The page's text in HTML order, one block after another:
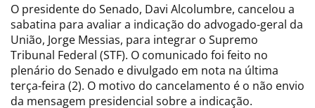
O presidente do Senado, Davi Alcolumbre, cancelou a
sabatina para avaliar a indicação do advogado-geral da
União, Jorge Messias, para integrar o Supremo
Tribunal Federal (STF). O comunicado foi feito no
plenário do Senado e divulgado em nota na última
terça-feira (2). O motivo do cancelamento é o não envio
da mensagem presidencial sobre a indicação.